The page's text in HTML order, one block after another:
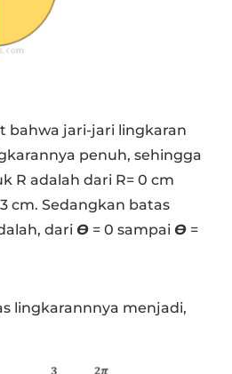
bahwa jari-jari lingkaran
penuh, sehingga
R adalah dari R= 0 cm
cm. Sedangkan batas
dari Ɵ = 0 sampai Ɵ =
lingkarannnya menjadi,